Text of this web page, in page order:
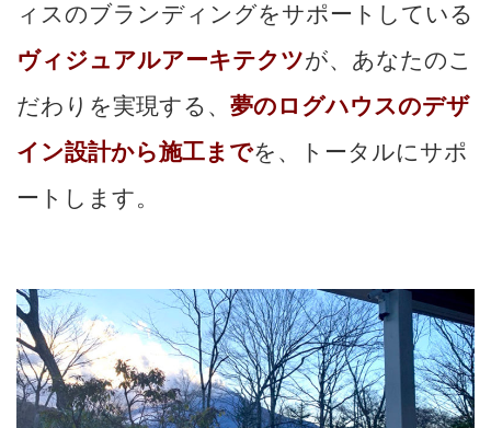
ィスのブランディングをサポートしている
ヴィジュアルアーキテクツが、あなたのこ
だわりを実現する、 夢のログハウスのデザ
イン設計から施工までを、トータルにサポ
ートします。